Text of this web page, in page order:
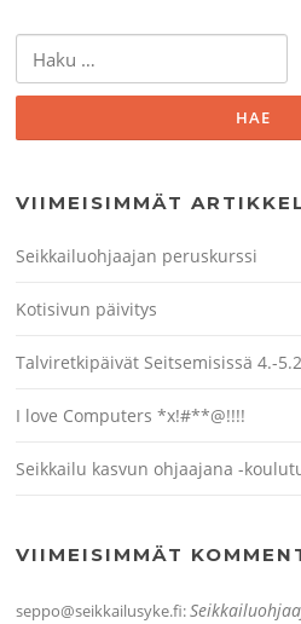
VIIMEISIMMÄT
Seikkailuohjaajan peruskurssi
Kotisivun päivitys
Talviretkipäivät Seitsemisissä 4.-
I love Computers *x!#**@!!!!
Seikkailu kasvun ohjaajana -
VIIMEISIMMÄT
seppo@seikkailusyke.fi: